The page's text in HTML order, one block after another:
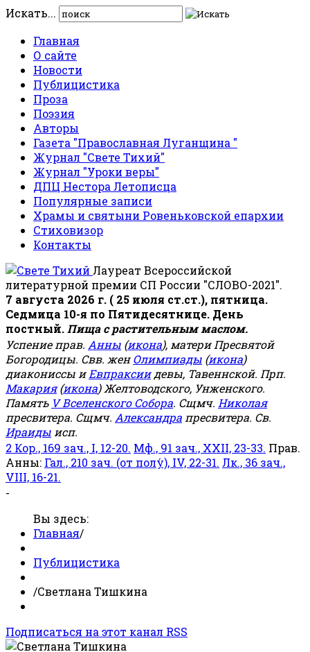
Искать...
Главная
О сайте
Новости
Публицистика
Проза
Поэзия
Авторы
Газета "Православная Луганщина "
Журнал "Свете Тихий"
Журнал "Уроки веры"
ДПЦ Нестора Летописца
Популярные записи
Храмы и святыни Ровеньковской епархии
Стиховизор
Контакты
Лауреат Всероссийской
литературной премии СП России "СЛОВО-2021".
7 августа 2026 г. ( 25 июля ст.ст.), пятница.
Седмица 10-я по Пятидесятнице. День
постный. Пища с растительным маслом.
Успение прав. Анны (икона), матери Пресвятой
Богородицы. Свв. женОлимпиады (икона)
диакониссы иЕвпраксиидевы, Тавеннской. Прп.
Макария(икона) Желтоводского, Унженского.
Память V Вселенского Собора. Сщмч. Николая
пресвитера. Сщмч. Александра пресвитера. Св.
Ираиды исп.
2 Кор., 169 зач., I, 12-20. Мф., 91 зач., XXII, 23-33. Прав.
Анны: Гал., 210 зач. (от полу́), IV, 22-31. Лк., 36 зач.,
VIII, 16-21.
-
Вы здесь:
Главная/
Публицистика
/Светлана Тишкина
Подписаться на этот канал RSS